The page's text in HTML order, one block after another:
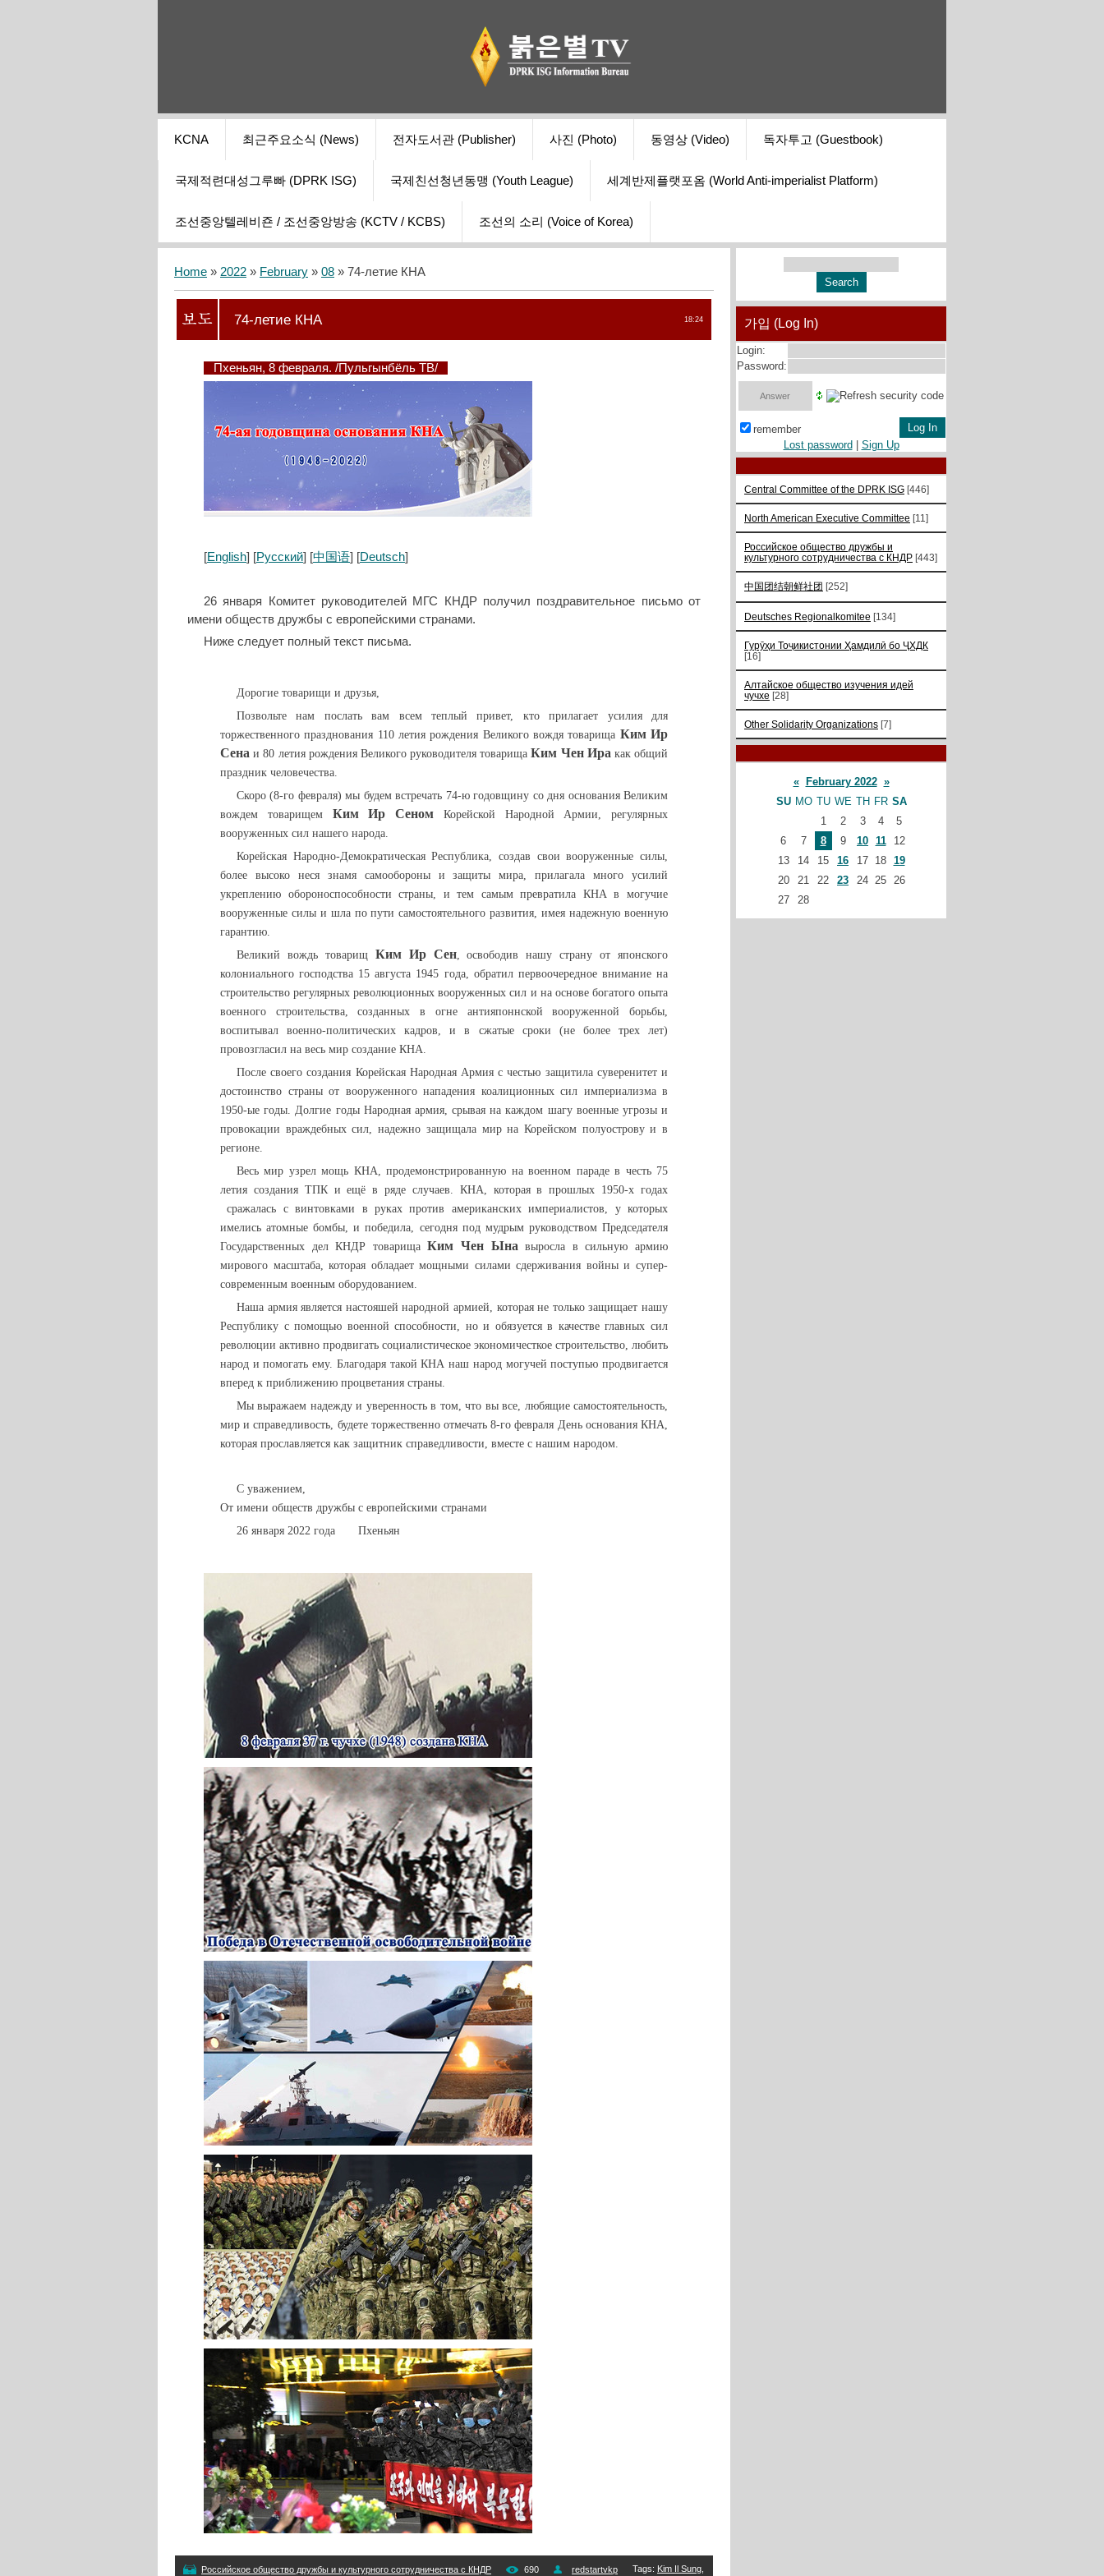
KCNA 최근주요소식 (News) 전자도서관 (Publisher) 사진 (Photo) 동영상 (Video) 독자투고 (Guestbook)
국제적련대성그루빠 (DPRK ISG) 국제친선청년동맹 (Youth League) 세계반제플랫포옴 (World Anti-imperialist Platform)
조선중앙텔레비죤 / 조선중앙방송 (KCTV / KCBS) 조선의 소리 (Voice of Korea)
Home » 2022 » February » 08 » 74-летие КНА
18:24
74-летие КНА
Пхеньян, 8 февраля. /Пульгынбёль ТВ/
[English] [Русский] [中国语] [Deutsch]
26 января Комитет руководителей МГС КНДР получил поздравительное письмо от
имени обществ дружбы с европейскими странами.
Ниже следует полный текст письма.
Дорогие товарищи и друзья,
Позвольте нам послать вам всем теплый привет, кто прилагает усилия для
торжественного празднования 110 летия рождения Великого вождя товарища Ким Ир
Сена и 80 летия рождения Великого руководителя товарищаКим Чен Иракак общий
праздник человечества.
Скоро (8-го февраля) мы будем встречать 74-ю годовщину со дня основания Великим
вождем товарищем Ким Ир Сеном Корейской Народной Армии, регулярных
вооруженных сил нашего народа.
Корейская Народно-Демократическая Республика, создав свои вооруженные силы,
более высоко неся знамя самообороны и защиты мира, прилагала много усилий
укреплению обороноспособности страны, и тем самым превратила КНА в могучие
вооруженные силы и шла по пути самостоятельного развития, имея надежную военную
гарантию.
Великий вождь товарищ Ким Ир Сен, освободив нашу страну от японского
колониального господства 15 августа 1945 года, обратил первоочередное внимание на
строительство регулярных революционных вооруженных сил и на основе богатого опыта
военного строительства, созданных в огне антияпоннской вооруженной борьбы,
воспитывал военно-политических кадров, и в сжатые сроки (не более трех лет)
провозгласил на весь мир создание КНА.
После своего создания Корейская Народная Армия с честью защитила суверенитет и
достоинство страны от вооруженного нападения коалиционных сил империализма в
1950-ые годы. Долгие годы Народная армия, срывая на каждом шагу военные угрозы и
провокации враждебных сил, надежно защищала мир на Корейском полуострову и в
регионе.
Весь мир узрел мощь КНА, продемонстрированную на военном параде в честь 75
летия создания ТПК и ещё в ряде случаев. КНА, которая в прошлых 1950-х годах
сражалась с винтовками в руках против американских империалистов, у которых
имелись атомные бомбы, и победила, сегодня под мудрым руководством Председателя
Государственных дел КНДР товарищаКим Чен Ынавыросла в сильную армию
мирового масштаба, которая обладает мощными силами сдерживания войны и супер-
современным военным оборудованием.
Наша армия является настояшей народной армией, которая не только защищает нашу
Республику с помощью военной способности, но и обязуется в качестве главных сил
революции активно продвигать социалистическое экономичесткое строительство, любить
народ и помогать ему. Благодаря такой КНА наш народ могучей поступью продвигается
вперед к приближению процветания страны.
Мы выражаем надежду и уверенность в том, что вы все, любящие самостоятельность,
мир и справедливость, будете торжественно отмечать 8-го февраля День основания КНА,
которая прославляется как защитник справедливости, вместе с нашим народом.
С уважением,
От имени обществ дружбы с европейскими странами
26 января 2022 года Пхеньян
Российское общество дружбы и культурного сотрудничества с КНДР 690 redstartvkp Tags: Kim Il Sung
가입 (Log In)
Login:
Password:
remember
Lost password
Sign Up
Central Committee of the DPRK ISG [446]
North American Executive Committee [11]
Российское общество дружбы и
культурного сотрудничества с КНДР [443]
中国团结朝鲜社团 [252]
Deutsches Regionalkomitee [134]
Гурӯҳи Тоҷикистонии Ҳамдилӣ бо ҶХДК
[16]
Алтайское общество изучения идей
чучхе [28]
Other Solidarity Organizations [7]
« February 2022 »
SU MO TU WE TH FR SA
1
2 3 4
5
6
7 8 9 10 11
12
13
14 15 16 17 18 19
20
21 22 23 24 25 26
27
28